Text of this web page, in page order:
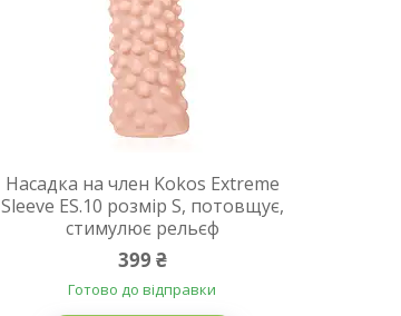
Насадка на член Kokos Extreme
Sleeve ES.10 розмір S, потовщує,
стимулює рельєф
399 ₴
Готово до відправки